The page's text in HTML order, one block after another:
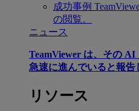
成功事例
の閲覧。
ニュース
TeamViewer は、その
急速に進んでいると報告
リソース